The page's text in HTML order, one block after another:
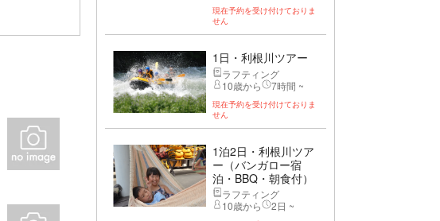
現在予約を受け付けておりま
せん
1日・利根川ツアー
ラフティング
10歳から
7時間 ~
現在予約を受け付けておりま
せん
1泊2日・利根川ツア
ー（バンガロー宿
泊・BBQ・朝食付）
ラフティング
10歳から
2日 ~